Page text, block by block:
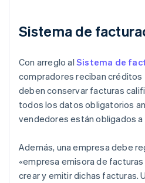
Sistema de
Con arreglo al Sistema de
compradores reciban
deben conservar facturas
todos los datos obligatorios
vendedores están obligados
Además, una empresa debe
«empresa emisora de
crear y emitir dichas facturas.